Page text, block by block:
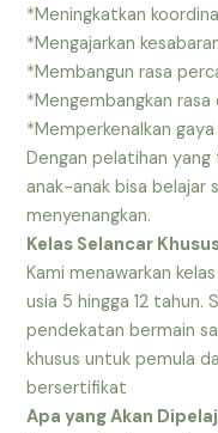
*Meningkatkan
*Mengajarkan
*Membangun rasa
*Mengembangkan
*Memperkenalkan
Dengan pelatihan
anak-anak bisa belajar
menyenangkan.
Kelas Selancar
Kami menawarkan
usia 5 hingga 12 tahun.
pendekatan bermain
khusus untuk pemula
bersertifikat
Apa yang Akan